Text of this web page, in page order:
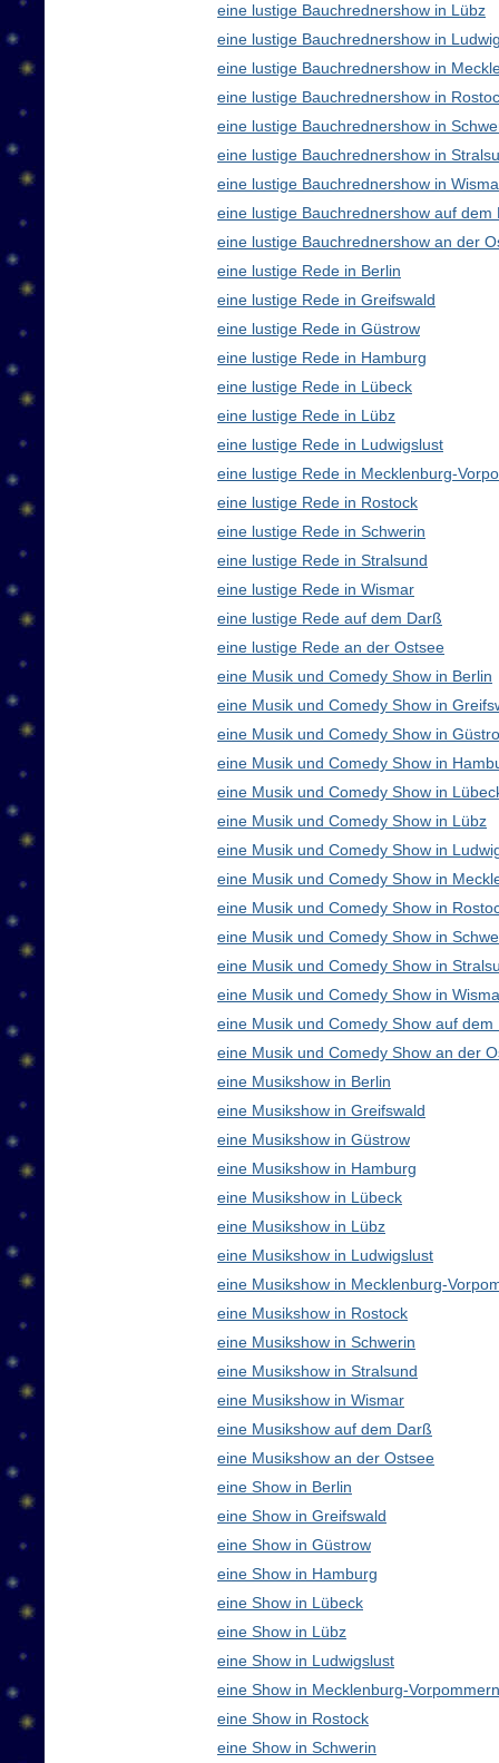
eine lustige Bauchrednershow in Lübz
eine lustige Bauchrednershow in
eine lustige Bauchrednershow in
eine lustige Bauchrednershow in
eine lustige Bauchrednershow in
eine lustige Bauchrednershow in
eine lustige Bauchrednershow in
eine lustige Bauchrednershow auf dem
eine lustige Bauchrednershow an der
eine lustige Rede in Berlin
eine lustige Rede in Greifswald
eine lustige Rede in Güstrow
eine lustige Rede in Hamburg
eine lustige Rede in Lübeck
eine lustige Rede in Lübz
eine lustige Rede in Ludwigslust
eine lustige Rede in Mecklenburg-
eine lustige Rede in Rostock
eine lustige Rede in Schwerin
eine lustige Rede in Stralsund
eine lustige Rede in Wismar
eine lustige Rede auf dem Darß
eine lustige Rede an der Ostsee
eine Musik und Comedy Show in Berlin
eine Musik und Comedy Show in
eine Musik und Comedy Show in
eine Musik und Comedy Show in
eine Musik und Comedy Show in
eine Musik und Comedy Show in Lübz
eine Musik und Comedy Show in
eine Musik und Comedy Show in
eine Musik und Comedy Show in
eine Musik und Comedy Show in
eine Musik und Comedy Show in
eine Musik und Comedy Show in
eine Musik und Comedy Show auf dem
eine Musik und Comedy Show an der
eine Musikshow in Berlin
eine Musikshow in Greifswald
eine Musikshow in Güstrow
eine Musikshow in Hamburg
eine Musikshow in Lübeck
eine Musikshow in Lübz
eine Musikshow in Ludwigslust
eine Musikshow in Mecklenburg-
eine Musikshow in Rostock
eine Musikshow in Schwerin
eine Musikshow in Stralsund
eine Musikshow in Wismar
eine Musikshow auf dem Darß
eine Musikshow an der Ostsee
eine Show in Berlin
eine Show in Greifswald
eine Show in Güstrow
eine Show in Hamburg
eine Show in Lübeck
eine Show in Lübz
eine Show in Ludwigslust
eine Show in Mecklenburg-
eine Show in Rostock
eine Show in Schwerin